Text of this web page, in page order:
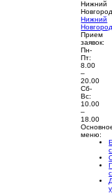
Нижний
Нижний
Прием
заявок:
Пн-
Пт:
8.00
–
20.00
Сб-
Вс:
10.00
–
18.00
меню: